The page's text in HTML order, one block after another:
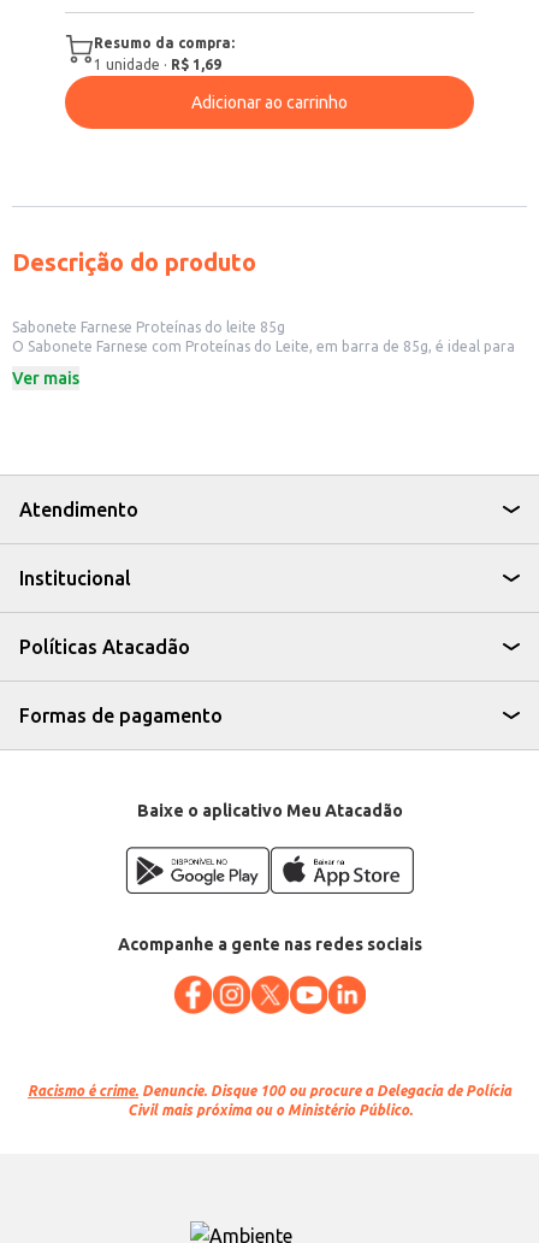
Resumo da compra:
1 unidade · R$ 1,69
Adicionar ao carrinho
Descrição do produto
Sabonete Farnese Proteínas do leite 85g
O Sabonete Farnese com Proteínas do Leite, em barra de 85g, é ideal para
proteínas do leite oferece cuidado e limpeza, adequado para uso
Indicado para uso diário.
O Sabonete Farnese Proteínas do Leite é uma opção para quem procura
um produto de higiene pessoal com um bom custo-benefício.
Ver mais
Atendimento
Institucional
Políticas Atacadão
Formas de pagamento
Baixe o aplicativo Meu Atacadão
Acompanhe a gente nas redes sociais
Racismo é crime. Denuncie. Disque 100 ou procure a Delegacia de Polícia
Civil mais próxima ou o Ministério Público.